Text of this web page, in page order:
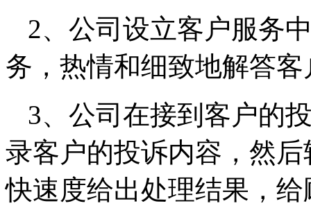
2、公司设立客户服务
务，热情和细致地解
3、公司在接到客户的
录客户的投诉内容，然
快速度给出处理结果